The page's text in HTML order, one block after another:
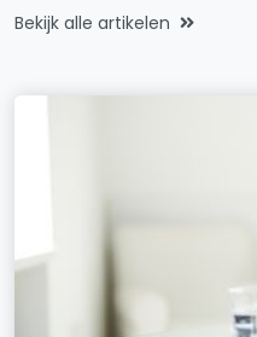
Bekijk alle artikelen